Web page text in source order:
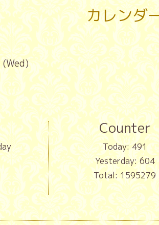
カレンダ
Counter
Today:491
Yesterday:604
Total:1595279